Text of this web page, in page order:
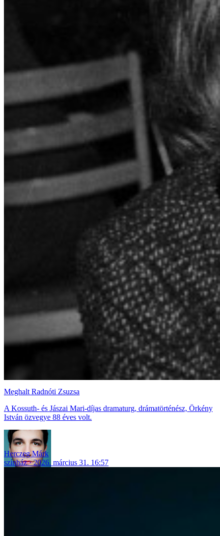
Meghalt Radnóti Zsuzsa
A Kossuth- és Jászai Mari-díjas dramaturg, drámatörténész, Örkény
István özvegye 88 éves volt.
Herczeg Márk
színház
2026. március 31. 16:57